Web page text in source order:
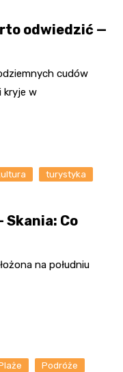
odwiedzić —
cudów
kryje w
turystyka
Co
na południu
Podróże